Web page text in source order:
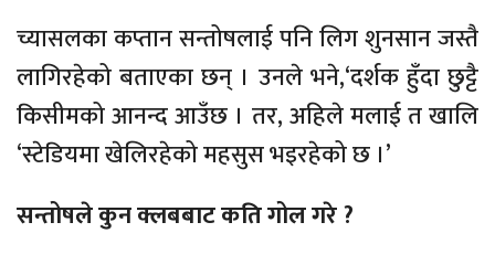
च्यासलका कप्तान सन्तोषलाई पनि लिग शुनसान जस्तै
लागिरहेको बताएका छन् । उनले भने,‘दर्शक हुँदा छुट्टै
किसीमको आनन्द आउँछ । तर, अहिले मलाई त खालि
‘स्टेडियमा खेलिरहेको महसुस भइरहेको छ ।’
सन्तोषले कुन क्लबबाट कति गोल गरे ?